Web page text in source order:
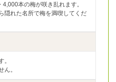
本の梅が咲き乱れます。
隠れた名所で梅を満喫してくだ
。
ん。